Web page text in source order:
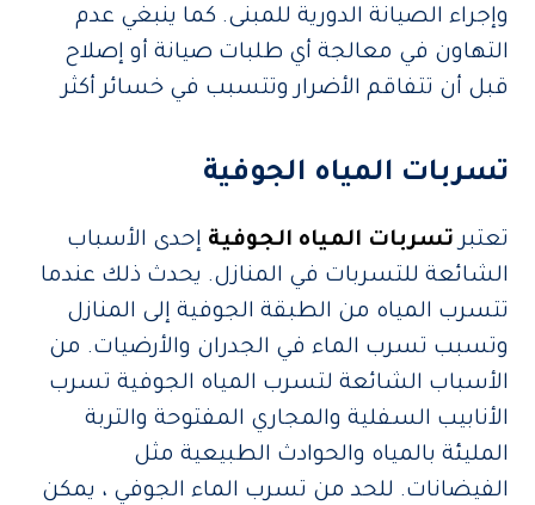
وإجراء الصيانة الدورية للمبنى. كما ينبغي عدم
التهاون في معالجة أي طلبات صيانة أو إصلاح
قبل أن تتفاقم الأضرار وتتسبب في خسائر أكثر
تسربات المياه الجوفية
تعتبر تسربات المياه الجوفية إحدى الأسباب
الشائعة للتسربات في المنازل. يحدث ذلك عندما
تتسرب المياه من الطبقة الجوفية إلى المنازل
وتسبب تسرب الماء في الجدران والأرضيات. من
الأسباب الشائعة لتسرب المياه الجوفية تسرب
الأنابيب السفلية والمجاري المفتوحة والتربة
المليئة بالمياه والحوادث الطبيعية مثل
الفيضانات. للحد من تسرب الماء الجوفي ، يمكن